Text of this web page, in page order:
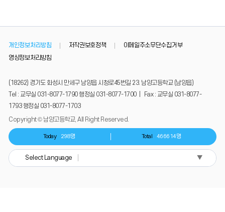
개인정보처리방침 저작권보호정책
이메일주소무단수집거부
영상정보처리방침
(18262) 경기도 화성시 만세구 남양읍 시청로45번길 23. 남양고등학교 (남양읍)
Tel : 교무실 031-8077-1790 행정실 031-8077-1700 | Fax : 교무실 031-8077-
1793 행정실 031-8077-1703
Copyright © 남양고등학교, All Right Reserved.
Today 298명 Total 466614명
Select Language ▼